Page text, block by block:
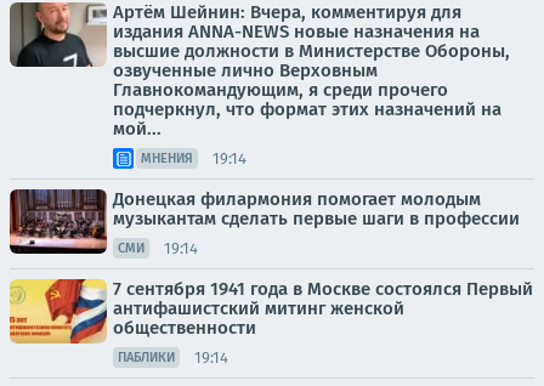
Артём Шейнин: Вчера, комментируя для
издания ANNA-NEWS новые назначения на
высшие должности в Министерстве Обороны,
озвученные лично Верховным
Главнокомандующим, я среди прочего
подчеркнул, что формат этих назначений на
мой...
МНЕНИЯ 19:14
Донецкая филармония помогает молодым
музыкантам сделать первые шаги в профессии
СМИ 19:14
7 сентября 1941 года в Москве состоялся Первый
антифашистский митинг женской
общественности
ПАБЛИКИ 19:14